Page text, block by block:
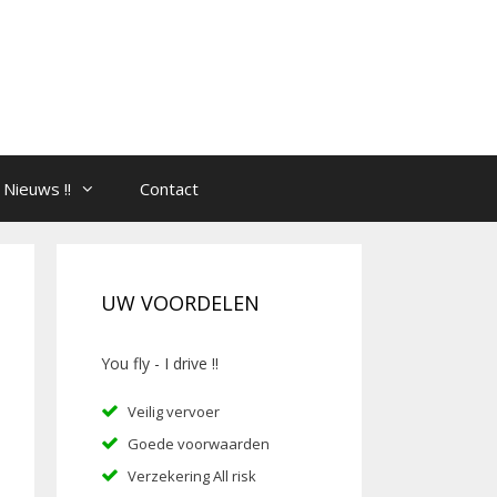
Nieuws !! Contact
UW VOORDELEN
You fly - I drive !!
Veilig vervoer
Goede voorwaarden
Verzekering All risk